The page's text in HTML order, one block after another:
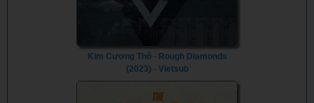
Kim Cương Thô - Rough Diamonds
(2023) - Vietsub